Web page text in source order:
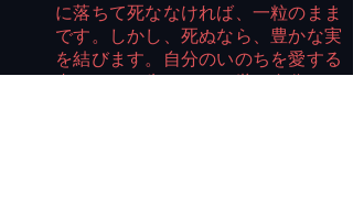
に落ちて死ななければ、一粒のまま
です。しかし、死ぬなら、豊かな実
を結びます。自分のいのちを愛する